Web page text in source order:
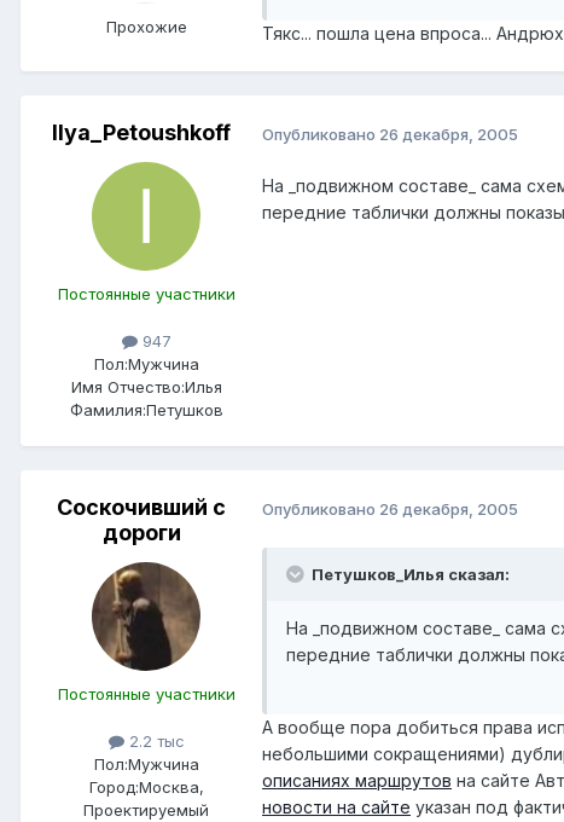
Прохожие Тякс... пошла цена впроса...
Ilya_Petoushkoff
Постоянные участники
947
Пол:Мужчина
Имя Отчество:Илья
Фамилия:Петушков
Опубликовано 26 декабря, 2005
На _подвижном составе_ сама
передние таблички должны
Соскочивший с
дороги
Постоянные участники
2.2 тыс
Пол:Мужчина
Город:Москва,
Проектируемый
Опубликовано 26 декабря, 2005
Петушков_Илья сказал:
На _подвижном составе_ сама
передние таблички должны
А вообще пора добиться права
небольшими сокращениями)
описаниях маршрутов на сайте
новости на сайте указан под